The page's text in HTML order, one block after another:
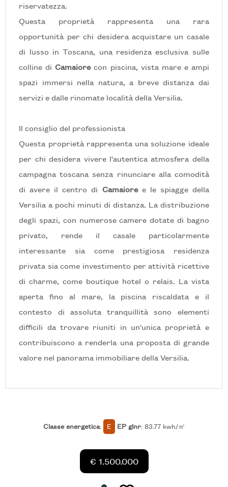
riservatezza.
Questa proprietà rappresenta una rara
opportunità per chi desidera acquistare un casale
di lusso in Toscana, una residenza esclusiva sulle
colline di Camaiorecon piscina, vista mare e ampi
spazi immersi nella natura, a breve distanza dai
servizi e dalle rinomate località della Versilia.
Il consiglio del professionista
Questa proprietà rappresenta una soluzione ideale
per chi desidera vivere l'autentica atmosfera della
campagna toscana senza rinunciare alla comodità
di avere il centro di Camaioree le spiagge della
Versilia a pochi minuti di distanza. La distribuzione
degli spazi, con numerose camere dotate di bagno
privato, rende il casale particolarmente
interessante sia come prestigiosa residenza
privata sia come investimento per attività ricettive
di charme, come boutique hotel o relais. La vista
aperta fino al mare, la piscina riscaldata e il
contesto di assoluta tranquillità sono elementi
difficili da trovare riuniti in un'unica proprietà e
contribuiscono a renderla una proposta di grande
valore nel panorama immobiliare della Versilia.
Classe energetica: E EP glnr: 83.77 kwh/㎡
€ 1.500.000
4
5
5+
multiscelta
Giardino
Posto auto/Box
Balcone/Terrazzo
Ascensore
Arredato
Nuova costruzione